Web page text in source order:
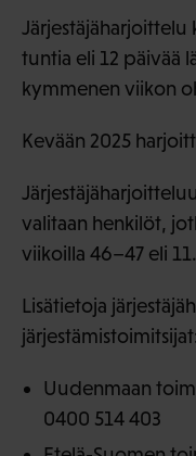
Järjestäjäharjoittelu
tuntia eli 12 päivää
kymmenen viikon
Kevään 2025
valitaan henkilöt,
viikoilla 46–47 eli
Lisätietoja
järjestämistoimitsijat:
Uudenmaan
0400 514 403